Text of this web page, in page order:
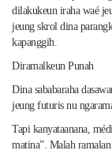
dilakukeun iraha waé
jeung skrol dina
kapanggih.
Diramalkeun Punah
Dina sababaraha
jeung futuris nu
Tapi kanyataanana,
matina”. Malah